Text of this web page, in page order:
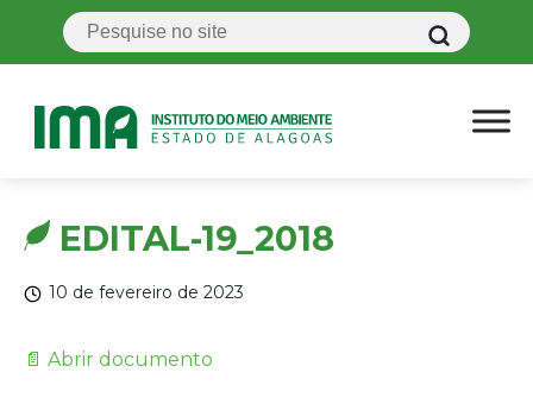
EDITAL-19_2018
10 de fevereiro de 2023
📄 Abrir documento